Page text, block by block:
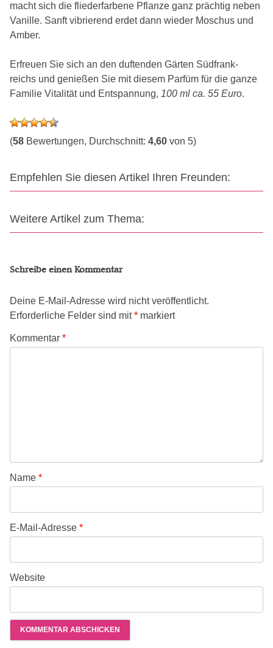
macht sich die fliederfarbene Pflanze ganz prächtig neben
Vanille. Sanft vibrierend erdet dann wieder Moschus und
Amber.
Erfreuen Sie sich an den duftenden Gärten Südfrank-
reichs und genießen Sie mit diesem Parfüm für die ganze
Familie Vitalität und Entspannung, 100 ml ca. 55 Euro.
(58 Bewertungen, Durchschnitt: 4,60 von 5)
Empfehlen Sie diesen Artikel Ihren Freunden:
Weitere Artikel zum Thema:
Schreibe einen Kommentar
Deine E-Mail-Adresse wird nicht veröffentlicht.
Erforderliche Felder sind mit* markiert
Kommentar *
Name *
E-Mail-Adresse *
Website